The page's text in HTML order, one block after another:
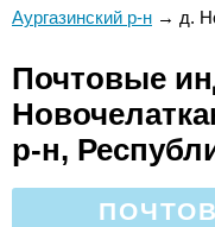
Аургазинский р-н → д.
Почтовые
р-н,